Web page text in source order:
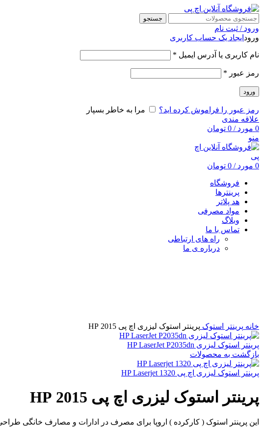
جستجو
ورود / ثبت نام
ورود ایجاد یک حساب کاربری
نام کاربری یا آدرس ایمیل *
رمز عبور *
ورود
رمز عبور را فراموش کرده اید؟
مرا به خاطر بسپار
علاقه مندی
0 مورد /
0 تومان
منو
0 مورد /
0 تومان
فروشگاه
پرینترها
هد پلاتر
مواد مصرفی
وبلاگ
تماس با ما
راه های ارتباطی
درباره ی ما
خانه پرینتر استوک پرینتر استوک لیزری اچ پی 2015 HP
پرینتر استوک لیزری HP LaserJet P2035dn
بازگشت به محصولات
پرینتر استوک لیزری اچ پی HP Laserjet 1320
پرینتر استوک لیزری اچ پی 2015 HP
این پرینتر استوک ( کارکرده ) اروپا برای مصرف در ادارات و مصارف خانگی